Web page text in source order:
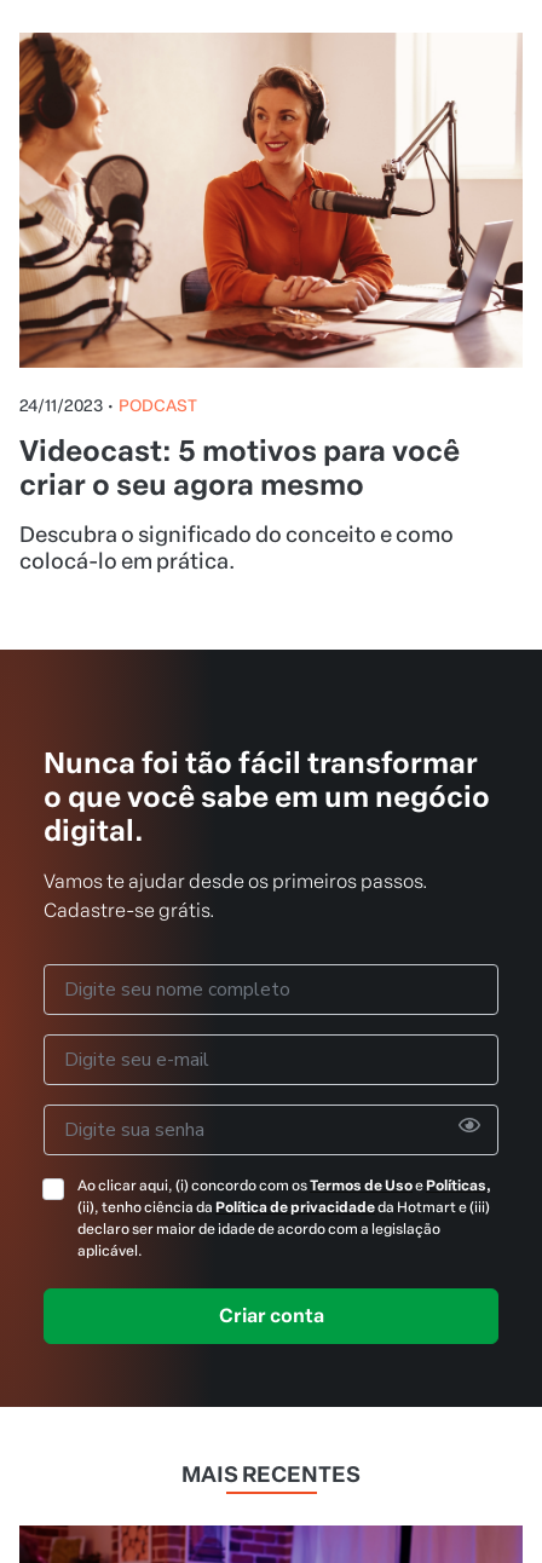
24/11/2023 • PODCAST
Videocast: 5 motivos para você
criar o seu agora mesmo
Descubra o significado do conceito e como
colocá-lo em prática.
Nunca foi tão fácil transformar
o que você sabe em um negócio
digital.
Vamos te ajudar desde os primeiros passos.
Cadastre-se grátis.
MAIS RECENTES